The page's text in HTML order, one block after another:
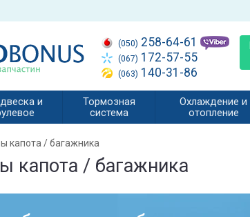
(050) 258-64-61
(067) 172-57-55
(063) 140-31-86
и
Тормозная
система
Охлаждение и
отопление
капота / багажника
капота / багажника